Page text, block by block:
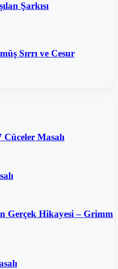
Şarkısı
Sırrı ve Cesur
Cüceler Masalı
Gerçek Hikayesi – Grimm